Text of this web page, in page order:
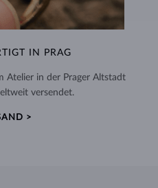
IN PRAG
Atelier in der Prager Altstadt
versendet.
>